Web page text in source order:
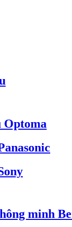
Optoma
minh